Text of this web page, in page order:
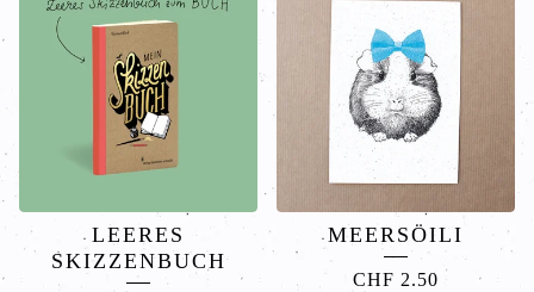
LEERES
SKIZZENBUCH
MEERSÖILI
CHF 2.50